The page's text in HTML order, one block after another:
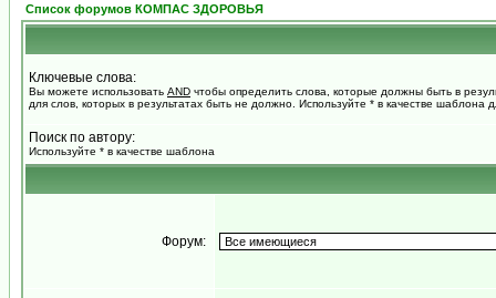
Список форумов КОМПАС ЗДОРОВЬЯ
Ключевые слова:
Вы можете использовать AND чтобы определить слова, которые должны быть в
для слов, которых в результатах быть не должно. Используйте * в качестве шаблона
Поиск по автору:
Используйте * в качестве шаблона
Форум: